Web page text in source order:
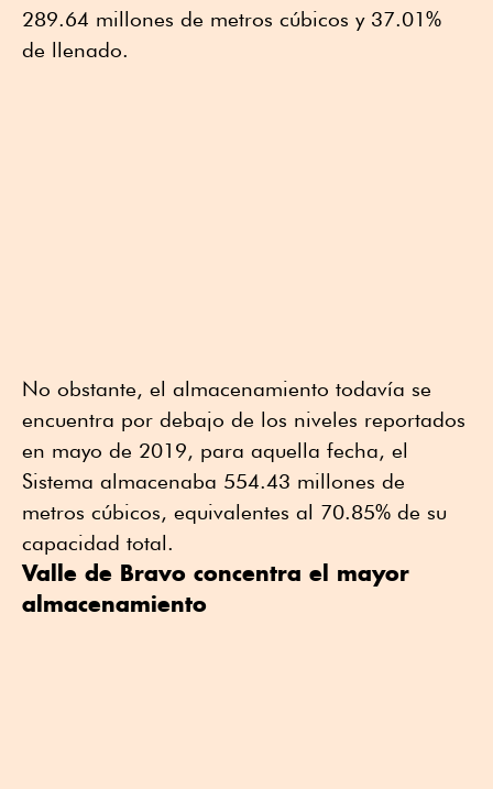
289.64 millones de metros cúbicos y 37.01%
de llenado.
No obstante, el almacenamiento todavía se
encuentra por debajo de los niveles reportados
en mayo de 2019, para aquella fecha, el
Sistema almacenaba 554.43 millones de
metros cúbicos, equivalentes al 70.85% de su
capacidad total.
Valle de Bravo concentra el mayor
almacenamiento